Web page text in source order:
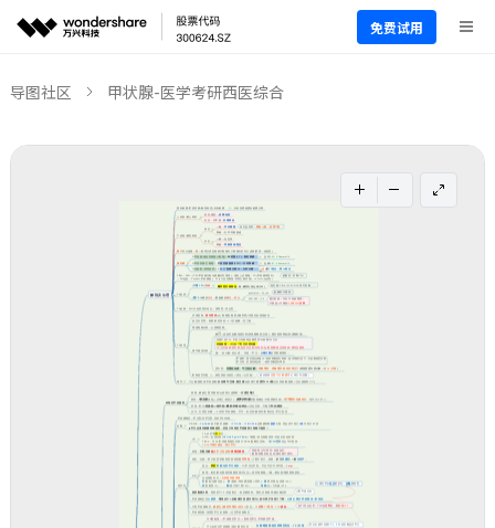
免费试用
导图社区 甲状腺-医学考研西医综合